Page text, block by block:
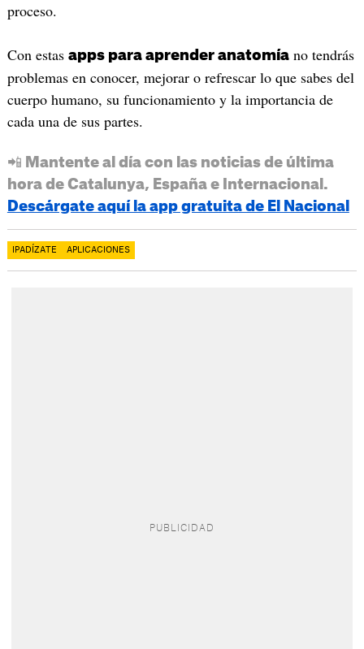
proceso.
Con estas apps para aprender anatomíano tendrás
problemas en conocer, mejorar o refrescar lo que sabes del
cuerpo humano, su funcionamiento y la importancia de
cada una de sus partes.
📲 Mantente al día con las noticias de última
hora de Catalunya, España e Internacional.
Descárgate aquí la app gratuita de El Nacional
IPADÍZATE APLICACIONES